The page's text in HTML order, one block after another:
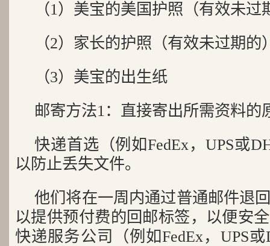
（1）美宝的美国护照（有效未过
（2）家长的护照（有效未过期的
（3）美宝的出生纸
邮寄方法1：直接寄出所需资料的
快递首选（例如FedEx，UPS或
以防止丢失文件。
他们将在一周内通过普通邮件退
以提供预付费的回邮标签，以便安
快递服务公司（例如FedEx，UPS